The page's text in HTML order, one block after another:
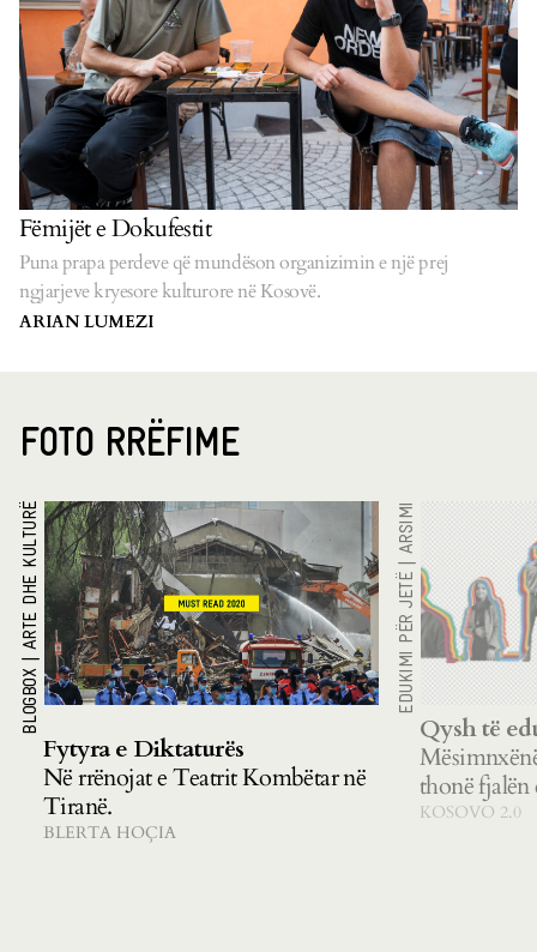
Fëmijët e Dokufestit
Puna prapa perdeve që mundëson organizimin e një prej
ngjarjeve kryesore kulturore në Kosovë.
ARIAN LUMEZI
FOTO RRËFIME
BLOGBOX
|
ARTE DHE KULTURË
Fytyra e Diktaturës
Në rrënojat e Teatrit Kombëtar në
Tiranë.
BLERTA HOÇIA
EDUKIMI PËR JETË
|
ARSIMI
Qysh të
thonë fjalën
KOSOVO 2.0